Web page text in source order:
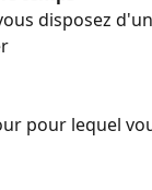
disposez
pour lequel